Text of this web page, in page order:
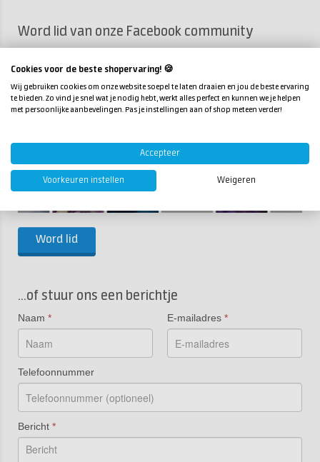
Word lid van onze Facebook community
nieuwe inspiratie op, profiteer van exclusieve kortingen en doe
mee met toffe winacties!
Word lid
...of stuur ons een berichtje
Naam * E-mailadres *
Telefoonnummer
Bericht *
Cookies voor de beste shopervaring! 🍪
Wij gebruiken cookies om onze website soepel te laten draaien en jou de beste ervaring
te bieden. Zo vind je snel wat je nodig hebt, werkt alles perfect en kunnen we je helpen
met persoonlijke aanbevelingen. Pas je instellingen aan of shop meteen verder!
Accepteer
Voorkeuren instellen Weigeren